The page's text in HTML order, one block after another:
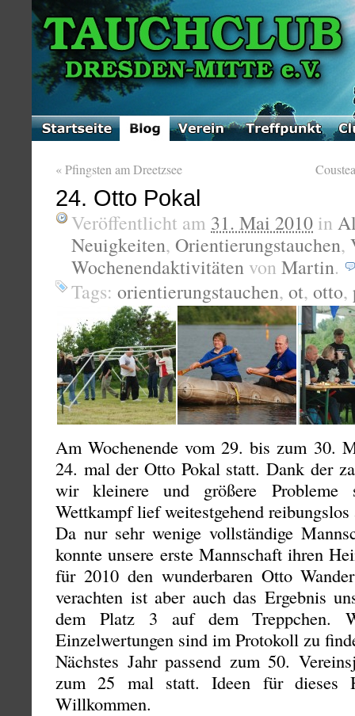
«Pfingsten am Dreetzsee
24. Otto Pokal
Veröffentlicht am 31. Mai 2010 in
Neuigkeiten, Orientierungstauchen,
Wochenendaktivitäten von Martin.
Tags: orientierungstauchen, ot, otto,
Am Wochenende vom 29. bis zum 30.
24. mal der Otto Pokal statt. Dank der
wir kleinere und größere Probleme
Wettkampf lief weitestgehend reibungslos
Da nur sehr wenige vollständige
konnte unsere erste Mannschaft ihren
für 2010 den wunderbaren Otto
verachten ist aber auch das Ergebnis
dem Platz 3 auf dem Treppchen.
Einzelwertungen sind im Protokoll zu
Nächstes Jahr passend zum 50.
zum 25 mal statt. Ideen für dieses
Willkommen.